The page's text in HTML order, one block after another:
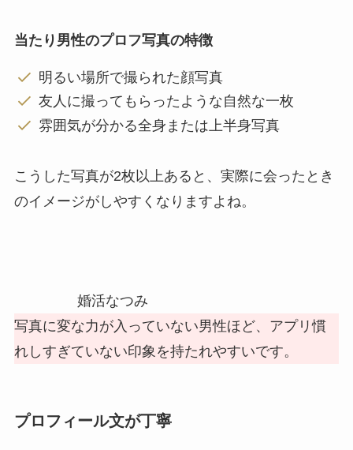
当たり男性のプロフ写真の特徴
明るい場所で撮られた顔写真
友人に撮ってもらったような自然な一枚
雰囲気が分かる全身または上半身写真
こうした写真が2枚以上あると、実際に会ったとき
のイメージがしやすくなりますよね。
婚活なつみ
写真に変な力が入っていない男性ほど、アプリ慣
れしすぎていない印象を持たれやすいです。
プロフィール文が丁寧